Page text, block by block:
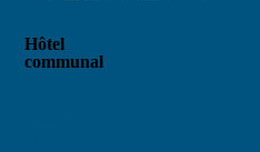
Hôtel
communal